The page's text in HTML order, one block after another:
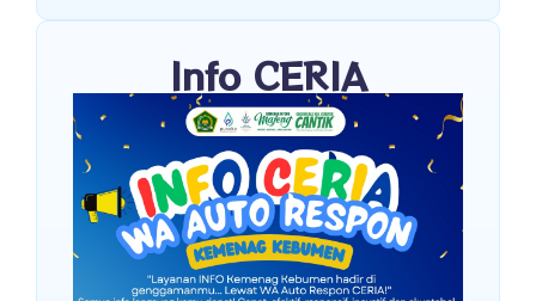
Info CERIA